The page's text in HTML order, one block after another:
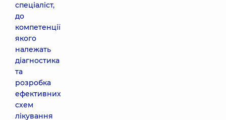
спеціаліст,
до
компетенції
якого
належать
діагностика
та
розробка
ефективних
схем
лікування